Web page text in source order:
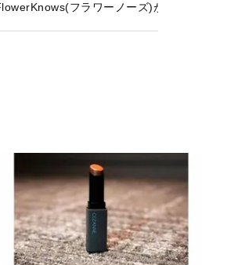
フラワーノーズ)が映えすぎる！